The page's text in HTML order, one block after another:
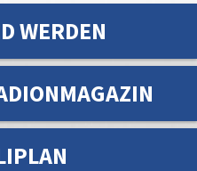
WERDEN